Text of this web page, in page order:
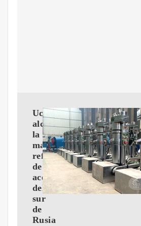
Ucrania
alcanza
la
mayor
refinería
de
aceite
del
sur
de
Rusia